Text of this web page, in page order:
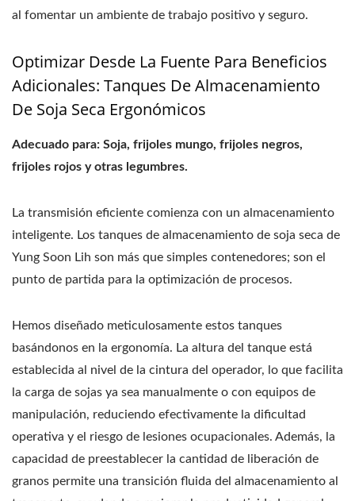
al fomentar un ambiente de trabajo positivo y seguro.
Optimizar Desde La Fuente Para Beneficios
Adicionales: Tanques De Almacenamiento
De Soja Seca Ergonómicos
Adecuado para: Soja, frijoles mungo, frijoles negros,
frijoles rojos y otras legumbres.
La transmisión eficiente comienza con un almacenamiento
inteligente. Los tanques de almacenamiento de soja seca de
Yung Soon Lih son más que simples contenedores; son el
punto de partida para la optimización de procesos.
Hemos diseñado meticulosamente estos tanques
basándonos en la ergonomía. La altura del tanque está
establecida al nivel de la cintura del operador, lo que facilita
la carga de sojas ya sea manualmente o con equipos de
manipulación, reduciendo efectivamente la dificultad
operativa y el riesgo de lesiones ocupacionales. Además, la
capacidad de preestablecer la cantidad de liberación de
granos permite una transición fluida del almacenamiento al